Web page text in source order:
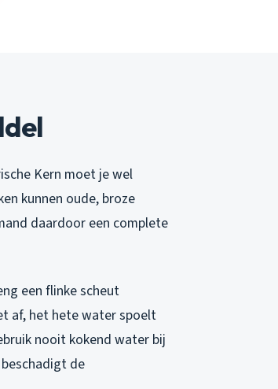
Kern moet je wel
kunnen oude, broze
daardoor een complete
een flinke scheut
af, het hete water spoelt
nooit kokend water bij
de